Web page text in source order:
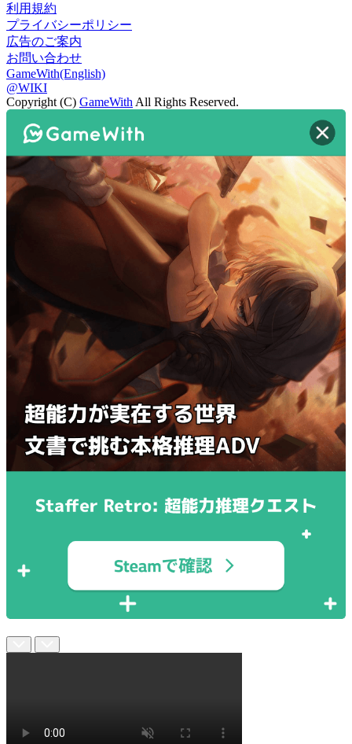
利用規約
プライバシーポリシー
広告のご案内
お問い合わせ
GameWith(English)
@WIKI
Copyright (C) GameWith All Rights Reserved.